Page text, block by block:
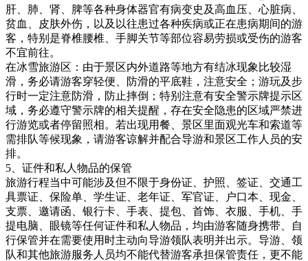
肝、肺、肾、脾等各种身体器官有病变史及高血压、心脏病、
贫血、皮肤外伤，以及以往患过各种疾病或正在患病期间的游
客，特别是脊椎腰椎、手脚关节等部位容易劳损或受伤的游客
不宜前往。
在冰雪旅游区：由于景区内外道路等地方有结冰现象比较湿
滑，务必请游客穿轻便、防滑的平底鞋，注意安全；游玩及步
行时一定注意防滑，防止摔倒；特别注意有安全警示牌提示区
域，务必遵守警示牌的相关提醒，存在安全隐患的区域严禁进
行游览或者停留照相。若出现用餐、景区里面观光车和索道等
需排队等候现象，请游客谅解并配合导游和景区工作人员的安
排。
5、证件和私人物品的保管
旅游行程当中可能涉及但不限于身份证、护照、签证、交通工
具票证、保险单、学生证、老年证、军官证、户口本、现金、
支票、邀请函、银行卡、手表、提包、首饰、衣服、手机、手
提电脑、眼镜等任何证件和私人物品，均由游客随身携带、自
行保管并在需要使用时主动向导游领队表明并出示。导游、领
队和其他旅游服务人员均不能代替游客承担保管责任，更不能